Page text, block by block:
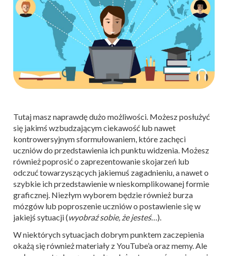
Tutaj masz naprawdę dużo możliwości. Możesz posłużyć
się jakimś wzbudzającym ciekawość lub nawet
kontrowersyjnym sformułowaniem, które zachęci
uczniów do przedstawienia ich punktu widzenia. Możesz
również poprosić o zaprezentowanie skojarzeń lub
odczuć towarzyszących jakiemuś zagadnieniu, a nawet o
szybkie ich przedstawienie w nieskomplikowanej formie
graficznej. Niezłym wyborem będzie również burza
mózgów lub poproszenie uczniów o postawienie się w
jakiejś sytuacji (wyobraź sobie, że jesteś…).
W niektórych sytuacjach dobrym punktem zaczepienia
okażą się również materiały z YouTube’a oraz memy. Ale